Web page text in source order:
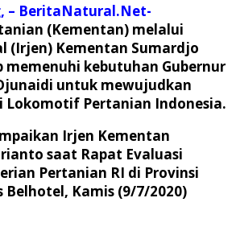
– BeritaNatural.Net-
(Kementan) melalui
(Irjen) Kementan Sumardjo
kebutuhan Gubernur
untuk mewujudkan
Lokomotif Pertanian Indonesia.
Irjen Kementan
saat Rapat Evaluasi
Pertanian RI di Provinsi
Belhotel, Kamis (9/7/2020)